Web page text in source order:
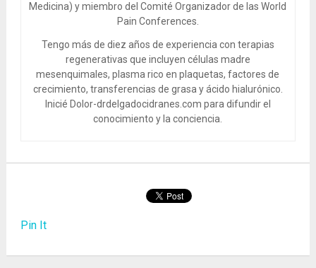
Medicina) y miembro del Comité Organizador de las World
Pain Conferences.
Tengo más de diez años de experiencia con terapias
regenerativas que incluyen células madre
mesenquimales, plasma rico en plaquetas, factores de
crecimiento, transferencias de grasa y ácido hialurónico.
Inicié Dolor-drdelgadocidranes.com para difundir el
conocimiento y la conciencia.
Pin It